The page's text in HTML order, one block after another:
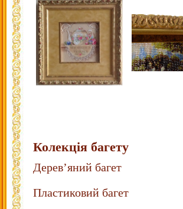
Колекція багету
Дерев’яний багет
Пластиковий багет